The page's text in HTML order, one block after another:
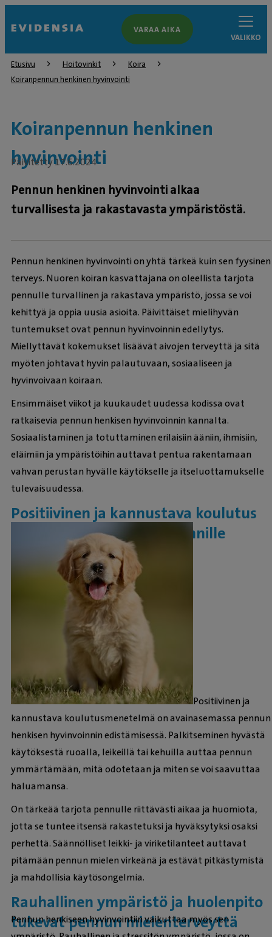
VARAA AIKA
VALIKKO
Etusivu Hoitovinkit
Koira
Koiranpennun henkinen hyvinvointi
Koiranpennun henkinen
hyvinvointi
Päivitetty 17.6.2024
Pennun henkinen hyvinvointi alkaa
turvallisesta ja rakastavasta ympäristöstä.
Pennun henkinen hyvinvointi on yhtä tärkeä kuin sen fyysinen
terveys. Nuoren koiran kasvattajana on oleellista tarjota
pennulle turvallinen ja rakastava ympäristö, jossa se voi
kehittyä ja oppia uusia asioita. Päivittäiset mielihyvän
tuntemukset ovat pennun hyvinvoinnin edellytys.
Miellyttävät kokemukset lisäävät aivojen terveyttä ja sitä
myöten johtavat hyvin palautuvaan, sosiaaliseen ja
hyvinvoivaan koiraan.
Ensimmäiset viikot ja kuukaudet uudessa kodissa ovat
ratkaisevia pennun henkisen hyvinvoinnin kannalta.
Sosiaalistaminen ja totuttaminen erilaisiin ääniin, ihmisiin,
eläimiin ja ympäristöihin auttavat pentua rakentamaan
vahvan perustan hyvälle käytökselle ja itseluottamukselle
tulevaisuudessa.
Positiivinen ja kannustava koulutus
on avain pennun hyvinvoinnille
Positiivinen ja
kannustava koulutusmenetelmä on avainasemassa pennun
henkisen hyvinvoinnin edistämisessä. Palkitseminen hyvästä
käytöksestä ruoalla, leikeillä tai kehuilla auttaa pennun
ymmärtämään, mitä odotetaan ja miten se voi saavuttaa
haluamansa.
On tärkeää tarjota pennulle riittävästi aikaa ja huomiota,
jotta se tuntee itsensä rakastetuksi ja hyväksytyksi osaksi
perhettä. Säännölliset leikki- ja viriketilanteet auttavat
pitämään pennun mielen virkeänä ja estävät pitkästymistä
ja mahdollisia käytösongelmia.
Rauhallinen ympäristö ja huolenpito
tukevat pennun mielenterveyttä
Pennun henkiseen hyvinvointiin vaikuttaa myös sen